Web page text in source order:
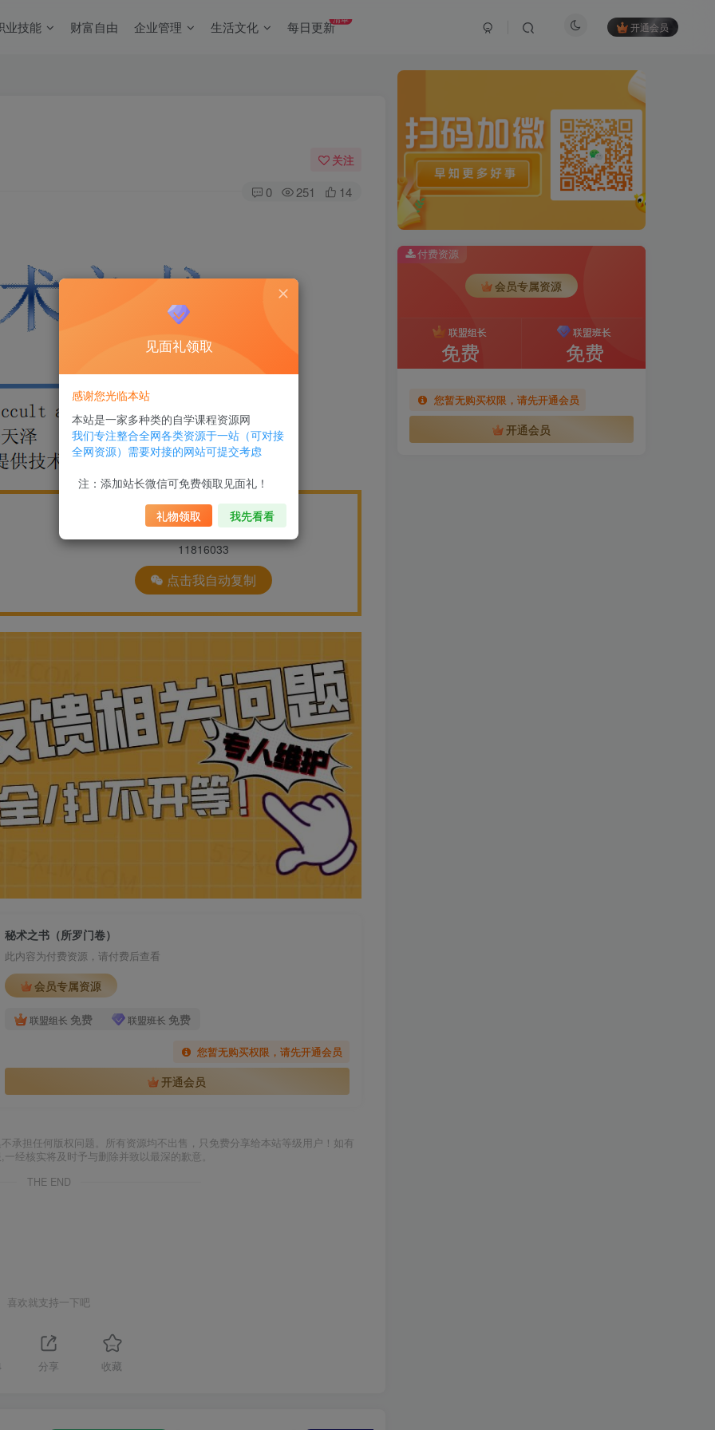
业技能 财富自由 企业管理 生活文化 每日更新清单
开通会员
关注
0 251 14
微信号
11816033
点击我自动复制
秘术之书（所罗门卷）
此内容为付费资源，请付费后查看
会员专属资源
联盟组长 免费 联盟班长 免费
您暂无购买权限，请先开通会员
开通会员
承担任何版权问题。所有资源均不出售，只免费分享给本站等级用户！如有
经核实将及时予与删除并致以最深的歉意。
THE END
喜欢就支持一下吧
分享 收藏
付费资源
会员专属资源
联盟组长
免费
联盟班长
免费
您暂无购买权限，请先开通会员
开通会员
见面礼领取
感谢您光临本站
本站是一家多种类的自学课程资源网
我们专注整合全网各类资源于一站（可对接
全网资源）需要对接的网站可提交考虑
注：添加站长微信可免费领取见面礼！
礼物领取 我先看看